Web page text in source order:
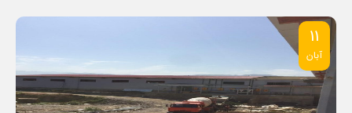
11
آبان